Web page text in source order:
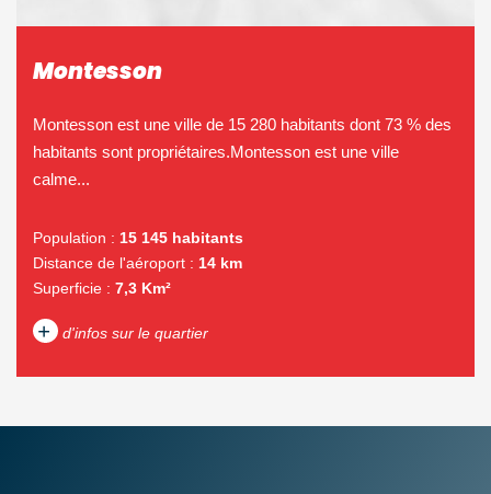
Montesson
Montesson est une ville de 15 280 habitants dont 73 % des
habitants sont propriétaires.Montesson est une ville
calme...
Population : 15 145 habitants
Distance de l'aéroport : 14 km
Superficie : 7,3 Km²
+ d'infos sur le quartier